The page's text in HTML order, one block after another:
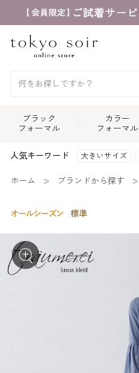
ブラック
フォーマル
カラー
フォーマル
人気キーワード 大きいサイズ
ホーム ブランドから探す